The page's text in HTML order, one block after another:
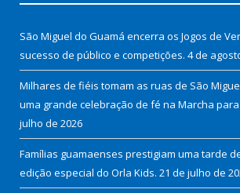
São Miguel do Guamá encerra os Jogos de
sucesso de público e competições. 4 de
Milhares de fiéis tomam as ruas de São
uma grande celebração de fé na Marcha para
julho de 2026
Famílias guamaenses prestigiam uma tarde
edição especial do Orla Kids. 21 de julho de